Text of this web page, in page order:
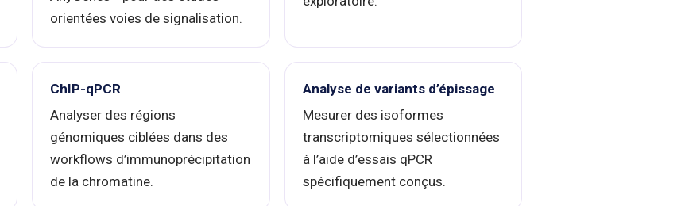
orientées voies de signalisation.
ChIP-qPCR
Analyser des régions
génomiques ciblées dans des
workflows d’immunoprécipitation
de la chromatine.
Analyse de variants d’épissage
Mesurer des isoformes
transcriptomiques sélectionnées
à l’aide d’essais qPCR
spécifiquement conçus.